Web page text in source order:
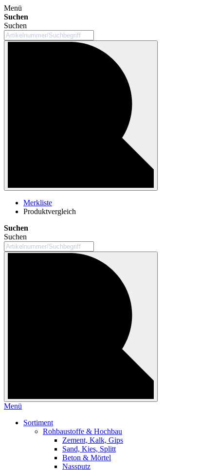
Menü
Suchen
Suchen
Merkliste
Produktvergleich
Suchen
Suchen
Menü
Sortiment
Rohbaustoffe & Hochbau
Zement, Kalk, Gips
Sand, Kies, Splitt
Beton & Mörtel
Nassputz